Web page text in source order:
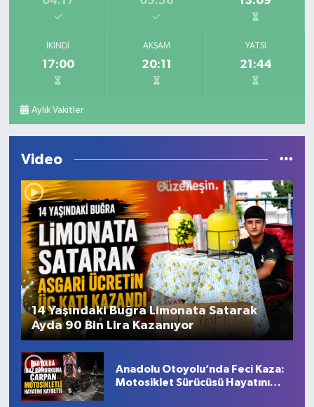
İKINDI
17:00
AKŞAM
20:11
YATSI
21:44
Aylık Vakitler
Video
14 Yaşındaki Buğra Limonata Satarak
Ayda 90 Bin Lira Kazanıyor
Anadolu Otoyolu’nda Feci Kaza:
Motosiklet Sürücüsü Hayatını